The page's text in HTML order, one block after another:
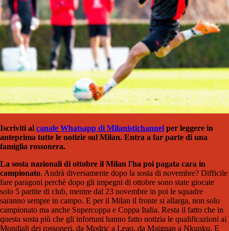
Iscriviti al canale Whatsapp di Milanistichannel per leggere in
anteprima tutte le notizie sul Milan. Entra a far parte di una
famiglia rossonera.
La sosta nazionali di ottobre il Milan l'ha poi pagata cara in
campionato. Andrà diversamente dopo la sosta di novembre? Difficile
fare paragoni perchè dopo gli impegni di ottobre sono state giocate
solo 5 partite di club, mentre dal 23 novembre in poi le squadre
saranno sempre in campo. E per il Milan il fronte si allarga, non solo
campionato ma anche Supercoppa e Coppa Italia. Resta il fatto che in
questa sosta più che gli infortuni hanno fatto notizia le qualificazioni ai
Mondiali dei rossoneri, da Modric a Leao, da Maignan a Nkunku. E